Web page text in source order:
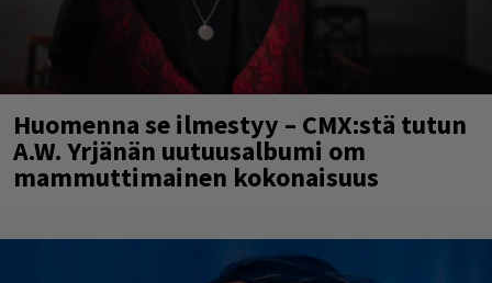
Huomenna se ilmestyy – CMX:stä tutun
A.W. Yrjänän uutuusalbumi om
mammuttimainen kokonaisuus